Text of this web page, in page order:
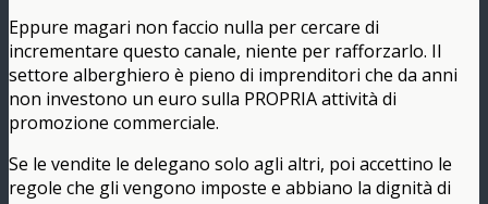
Eppure magari non faccio nulla per cercare di
incrementare questo canale, niente per rafforzarlo. Il
settore alberghiero è pieno di imprenditori che da anni
non investono un euro sulla PROPRIA attività di
promozione commerciale.
Se le vendite le delegano solo agli altri, poi accettino le
regole che gli vengono imposte e abbiano la dignità di